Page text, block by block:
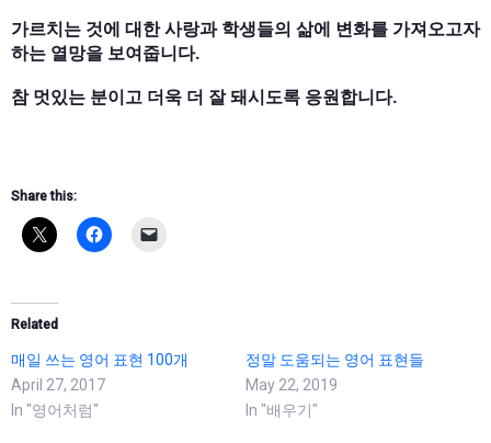
가르치는 것에 대한 사랑과 학생들의 삶에 변화를 가져오고자
하는 열망을 보여줍니다.
참 멋있는 분이고 더욱 더 잘 돼시도록 응원합니다.
Share this:
Related
매일 쓰는 영어 표현 100개
April 27, 2017
In "영어처럼"
정말 도움되는 영어 표현들
May 22, 2019
In "배우기"